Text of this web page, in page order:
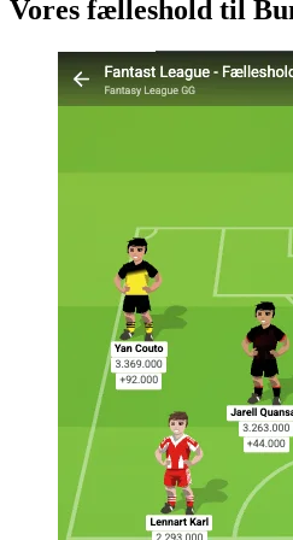
Vores fælleshold til